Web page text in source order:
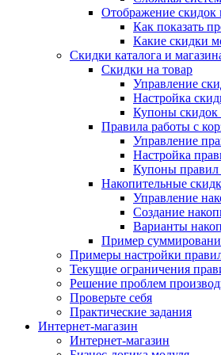
Отображение скидок
Как показать
Какие скидки
Скидки каталога и
Скидки на товар
Управление
Настройка
Купоны скидок
Правила работы с
Управление
Настройка
Купоны правил
Накопительные
Управление
Создание
Варианты
Пример
Примеры настройки
Текущие ограничения
Решение проблем
Проверьте себя
Практические задания
Интернет-магазин
Интернет-магазин